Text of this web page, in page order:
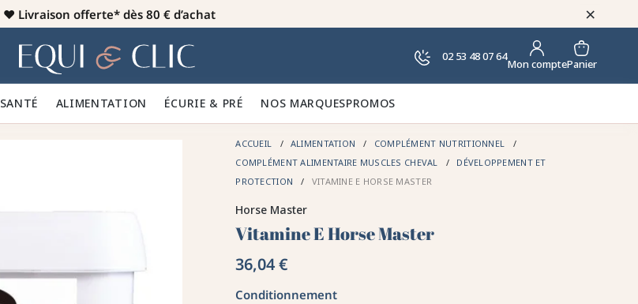
♥️ Livraison offerte* dès 80 € d’achat ×
Home 02 53 48 07 64
Mon comptePanier
SANTÉ ✨ ALIMENTATION 🥕 ÉCURIE & PRÉ 🍃 NOS MARQUESPROMOS
ACCUEIL ALIMENTATION
COMPLÉMENT NUTRITIONNEL
COMPLÉMENT ALIMENTAIRE MUSCLES CHEVAL
DÉVELOPPEMENT ET
PROTECTION
VITAMINE E HORSE MASTER
Horse Master
Vitamine E Horse Master
36,04 €
Conditionnement